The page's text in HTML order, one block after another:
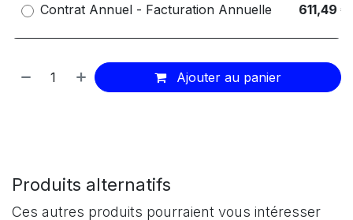
Contrat Annuel - Facturation Annuelle 611,49 €
Ajouter au panier
Produits alternatifs
Ces autres produits pourraient vous intéresser